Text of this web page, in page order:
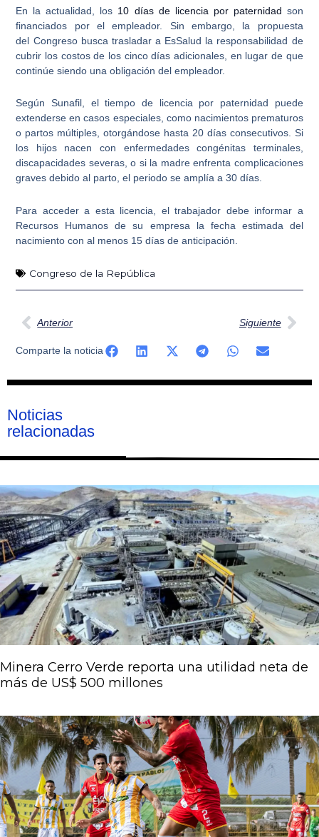
En la actualidad, los 10 días de licencia por paternidad son
financiados por el empleador. Sin embargo, la propuesta
del Congreso busca trasladar a EsSalud la responsabilidad de
cubrir los costos de los cinco días adicionales, en lugar de que
continúe siendo una obligación del empleador.
SegúnSunafil , el tiempo de licencia por paternidad puede
extenderse en casos especiales, como nacimientos prematuros
o partos múltiples, otorgándose hasta 20 días consecutivos. Si
los hijos nacen con enfermedades congénitas terminales,
discapacidades severas, o si la madre enfrenta complicaciones
graves debido al parto, el periodo se amplía a 30 días.
Para acceder a esta licencia, el trabajador debe informar a
Recursos Humanos de su empresa la fecha estimada del
nacimiento con al menos 15 días de anticipación.
Congreso de la República
Ant
Anterior Siguiente
Comparte la noticia
Noticias
relacionadas
Minera Cerro Verde reporta una utilidad neta de
más de US$ 500 millones
Página
Página
Página
Página
Página